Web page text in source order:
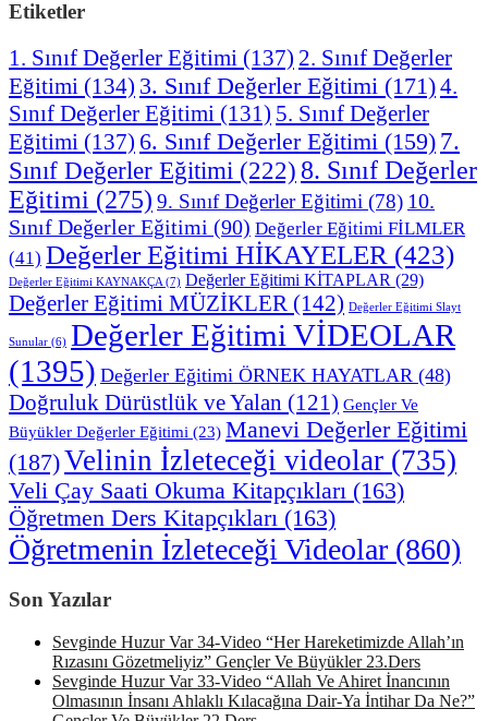
1. Sınıf Değerler Eğitimi(137)2. Sınıf Değerler
Eğitimi(134)3. Sınıf Değerler Eğitimi(171)4.
Sınıf Değerler Eğitimi(131)5. Sınıf Değerler
Eğitimi(137)6. Sınıf Değerler Eğitimi(159)7.
Sınıf Değerler Eğitimi(222)8. Sınıf Değerler
Eğitimi(275)9. Sınıf Değerler Eğitimi(78)10.
Sınıf Değerler Eğitimi(90) Değerler Eğitimi FİLMLER
(41) Değerler Eğitimi HİKAYELER(423)
Değerler Eğitimi KAYNAKÇA (7) Değerler Eğitimi KİTAPLAR (29)
Değerler Eğitimi MÜZİKLER(142) Değerler Eğitimi Slayt
Sunular(6) Değerler Eğitimi VİDEOLAR
(1395) Değerler Eğitimi ÖRNEK HAYATLAR
Doğruluk Dürüstlük ve Yalan(121) Gençler Ve
Büyükler Değerler Eğitimi (23)
Manevi Değerler Eğitimi
(187)Velinin İzleteceği videolar(735)
Veli Çay Saati Okuma Kitapçıkları(163)
Öğretmen Ders Kitapçıkları(163)
Öğretmenin İzleteceği Videolar(860)
Sevginde Huzur Var 34-Video “Her Hareketimizde Allah’ın
Rızasını Gözetmeliyiz” Gençler Ve Büyükler 23.Ders
Sevginde Huzur Var 33-Video “Allah Ve Ahiret İnancının